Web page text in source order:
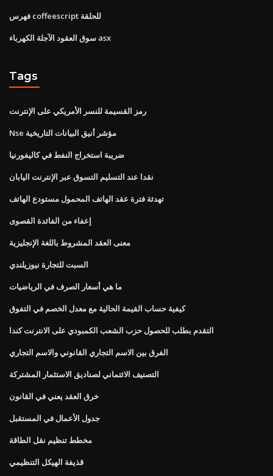
فهرس coffeescript للحلقة
سوق العقود الآجلة الكهرباء asx
Tags
رمز القسيمة للنسر الأمريكي على الإنترنت
Nse مؤشر أنيق البيانات التاريخية
ضريبة استخراج النفط في كاليفورنيا
نقدا عند التسليم التسوق عبر الإنترنت اليابان
تهدئة فترة عقد الهاتف المحمول مستودع الهاتف
إعفاء من الفائدة القصوى
معنى العقد المشروط باللغة الإنجليزية
السبت للتجارة نيوزيلندي
ما هي أسعار الصرف في الرياضيات
كيفية حساب القيمة الحالية مع معدل الخصم في التفوق
التقدم بطلب للحصول حزب الشعب الكمبودي على الانترنت كندا
الفرق بين الاسم التجاري القانوني والاسم التجاري
التصنيف الائتماني لصناديق الاستثمار المشتركة
خرق العقد يعني في القانون
جدول الأعمال في المستقبل
مخطط تنظيم نقل الطاقة
قذيفة الهيكل التنظيمي